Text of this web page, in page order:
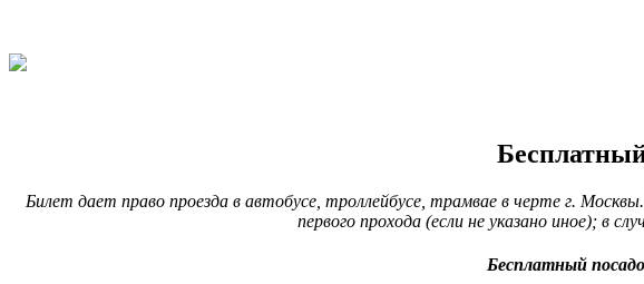
Билет дает право проезда в автобусе, троллейбусе, трамвае в черте г.
первого прохода (если не указано иное); в
Бесплатный